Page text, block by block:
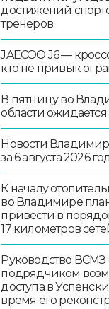
достижений
тренеров
JAECOO J6 —
кто не привык
В пятницу во
области
Новости
за 6 августа 2026
К началу
во Владимире
привести в
17 километров
Руководство ВСМЗ
подрядчиком
доступа в
время его